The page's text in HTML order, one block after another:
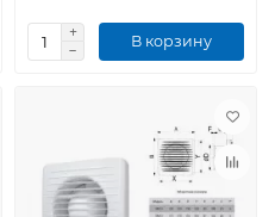
В корзину